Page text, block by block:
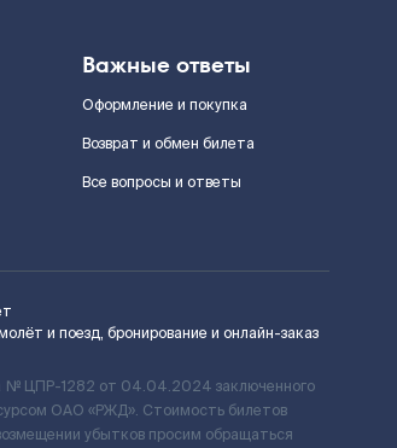
Важные ответы
Оформление и покупка
Возврат и обмен билета
Все вопросы и ответы
и поезд, бронирование и онлайн-заказ
№ ЦПР-1282 от 04.04.2024 заключенного
ОАО «РЖД». Стоимость билетов
убытков просим обращаться